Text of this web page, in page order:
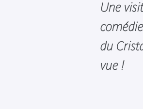
Une
du
vue !